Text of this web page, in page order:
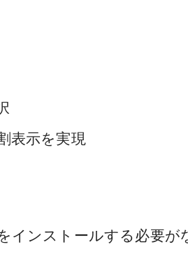
表示を実現
インストールする必要が